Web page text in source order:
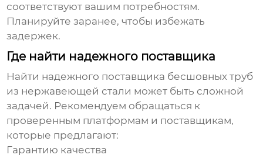
соответствуют вашим потребностям.
Планируйте заранее, чтобы избежать
задержек.
Где найти надежного поставщика
Найти надежного поставщика бесшовных труб
из нержавеющей стали может быть сложной
задачей. Рекомендуем обращаться к
проверенным платформам и поставщикам,
которые предлагают:
Гарантию качества